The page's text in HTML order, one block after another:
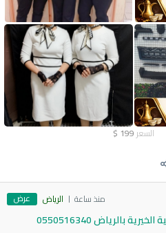
السعر 199
$
منذ ساعة الرياض عرض
بالرياض 0550516340